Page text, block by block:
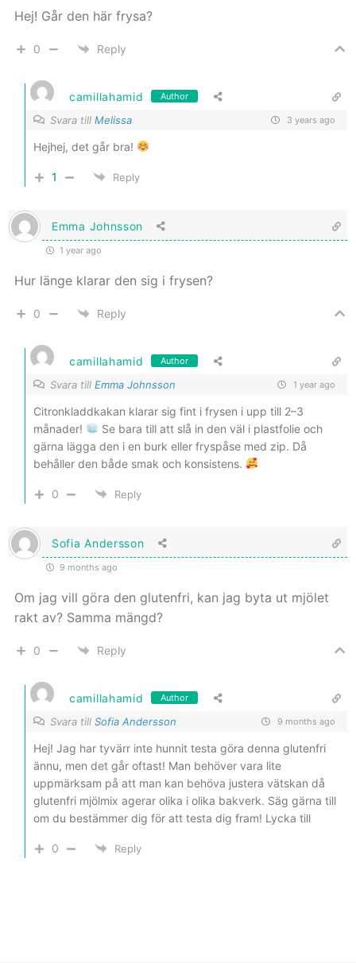
Hej! Går den här frysa?
0 Reply
camillahamid Author
Svara till Melissa 3 years ago
Hejhej, det går bra!
1 Reply
Emma Johnsson
1 year ago
Hur länge klarar den sig i frysen?
0 Reply
camillahamid Author
Svara till Emma Johnsson 1 year ago
Citronkladdkakan klarar sig fint i frysen i upp till 2–3
månader!
Se bara till att slå in den väl i plastfolie och
gärna lägga den i en burk eller fryspåse med zip. Då
behåller den både smak och konsistens.
0 Reply
Sofia Andersson
9 months ago
Om jag vill göra den glutenfri, kan jag byta ut mjölet
rakt av? Samma mängd?
0 Reply
camillahamid Author
Svara till Sofia Andersson 9 months ago
Hej! Jag har tyvärr inte hunnit testa göra denna glutenfri
ännu, men det går oftast! Man behöver vara lite
uppmärksam på att man kan behöva justera vätskan då
glutenfri mjölmix agerar olika i olika bakverk. Säg gärna till
om du bestämmer dig för att testa dig fram! Lycka till
0 Reply